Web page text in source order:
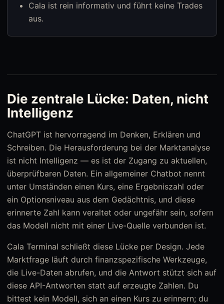
Cala ist rein informativ und führt keine Trades
aus.
Die zentrale Lücke: Daten, nicht
Intelligenz
ChatGPT ist hervorragend im Denken, Erklären und
Schreiben. Die Herausforderung bei der Marktanalyse
ist nicht Intelligenz — es ist der Zugang zu aktuellen,
überprüfbaren Daten. Ein allgemeiner Chatbot nennt
unter Umständen einen Kurs, eine Ergebniszahl oder
ein Optionsniveau aus dem Gedächtnis, und diese
erinnerte Zahl kann veraltet oder ungefähr sein, sofern
das Modell nicht mit einer Live-Quelle verbunden ist.
Cala Terminal schließt diese Lücke per Design. Jede
Marktfrage läuft durch finanzspezifische Werkzeuge,
die Live-Daten abrufen, und die Antwort stützt sich auf
diese API-Antworten statt auf erzeugte Zahlen. Du
bittest kein Modell, sich an einen Kurs zu erinnern; du